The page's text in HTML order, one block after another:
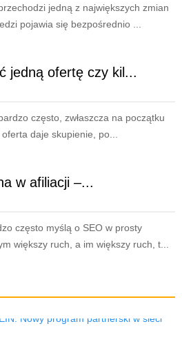
jedną z największych zmian
pojawia się bezpośrednio ...
jedną ofertę czy kil...
często, zwłaszcza na początku
daje skupienie, po...
w afiliacji –...
często myślą o SEO w prosty
większy ruch, a im większy ruch, t...